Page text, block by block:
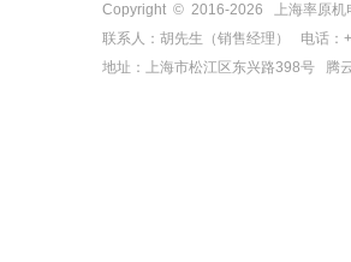
Copyright © 2016-2026
上海率原
联系人：胡先生（销售经理） 电话
地址：上海市松江区东兴路398号
腾